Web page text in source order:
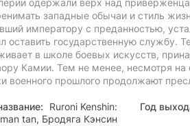
одержали верх над
западные обычаи и стиль
императору с преданностью,
оставить государственную службу.
в школе боевых искусств,
Камии. Тем не менее, несмотря
военного прошлого продолжают
Ruroni Kenshin:
tan, Бродяга Кэнсин
Год